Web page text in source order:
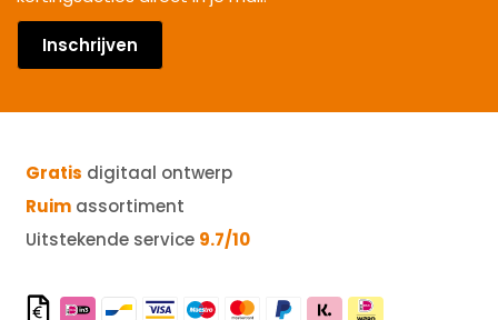
Inschrijven
Gratis digitaal ontwerp
Ruim assortiment
Uitstekende service 9.7/10